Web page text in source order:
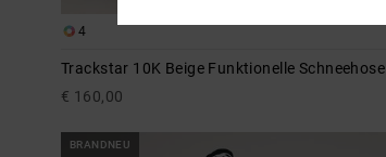
4
Trackstar 10K Beige Funktionelle Schneehose
€ 160,00
BRANDNEU